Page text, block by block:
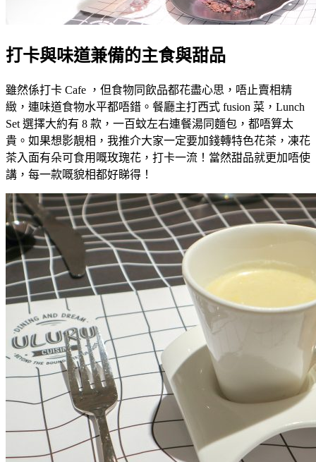
打卡與味道兼備的主食與甜品
雖然係打卡 Cafe ，但食物同飲品都花盡心思，唔止賣相精
緻，連味道食物水平都唔錯。餐廳主打西式 fusion 菜，Lunch
Set 選擇大約有 8 款，一百蚊左右連餐湯同麵包，都唔算太
貴。如果想影靚相，我推介大家一定要加錢轉特色花茶，凍花
茶入面有朵可食用嘅玫瑰花，打卡一流！當然甜品就更加唔使
講，每一款嘅貌相都好睇得！